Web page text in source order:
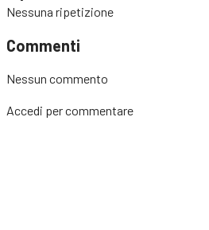
Nessuna ripetizione
Commenti
Nessun commento
Accedi per commentare